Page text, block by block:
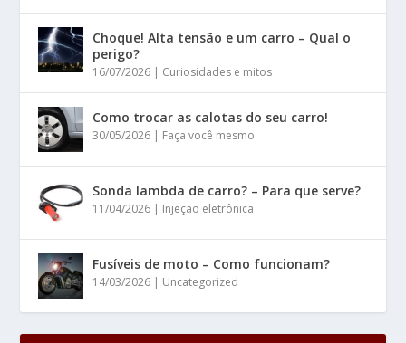
Choque! Alta tensão e um carro – Qual o
perigo?
16/07/2026 | Curiosidades e mitos
Como trocar as calotas do seu carro!
30/05/2026 | Faça você mesmo
Sonda lambda de carro? – Para que serve?
11/04/2026 | Injeção eletrônica
Fusíveis de moto – Como funcionam?
14/03/2026 | Uncategorized